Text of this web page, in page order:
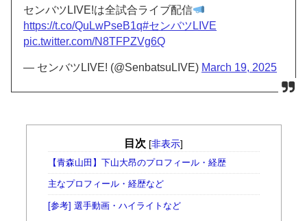
センバツLIVE!は全試合ライブ配信
https://t.co/QuLwPseB1q#センバツLIVE
pic.twitter.com/N8TFPZVg6Q
— センバツLIVE! (@SenbatsuLIVE) March 19, 2025
目次 [非表示]
【青森山田】下山大昂のプロフィール・経歴
主なプロフィール・経歴など
[参考] 選手動画・ハイライトなど